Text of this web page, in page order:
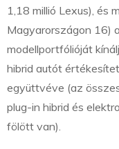
1,18 millió Lexus), és
Magyarországon 16)
modellportfólióját
hibrid autót
együttvéve (az
plug-in hibrid és
fölött van).